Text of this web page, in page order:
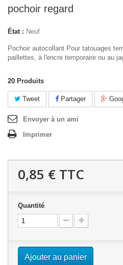
pochoir regard
État : Neuf
Pochoir autocollant Pour tatouages
paillettes, à l'encre temporaire ou au
20 Produits
Tweet Partager
Envoyer à un ami
Imprimer
0,85 € TTC
Quantité
Ajouter au panier